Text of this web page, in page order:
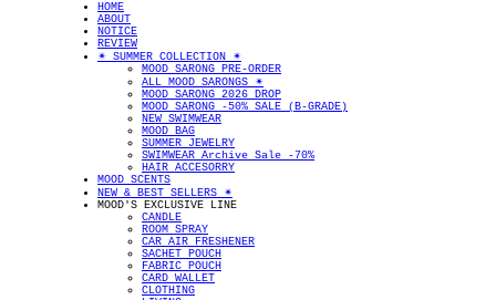
HOME
ABOUT
NOTICE
REVIEW
✴︎ SUMMER COLLECTION ✴︎
MOOD SARONG PRE-ORDER
ALL MOOD SARONGS ✴︎
MOOD SARONG 2026 DROP
MOOD SARONG -50% SALE (B-GRADE)
NEW SWIMWEAR
MOOD BAG
SUMMER JEWELRY
SWIMWEAR Archive Sale -70%
HAIR ACCESORRY
MOOD SCENTS
NEW & BEST SELLERS ✴︎
MOOD'S EXCLUSIVE LINE
CANDLE
ROOM SPRAY
CAR AIR FRESHENER
SACHET POUCH
FABRIC POUCH
CARD WALLET
CLOTHING